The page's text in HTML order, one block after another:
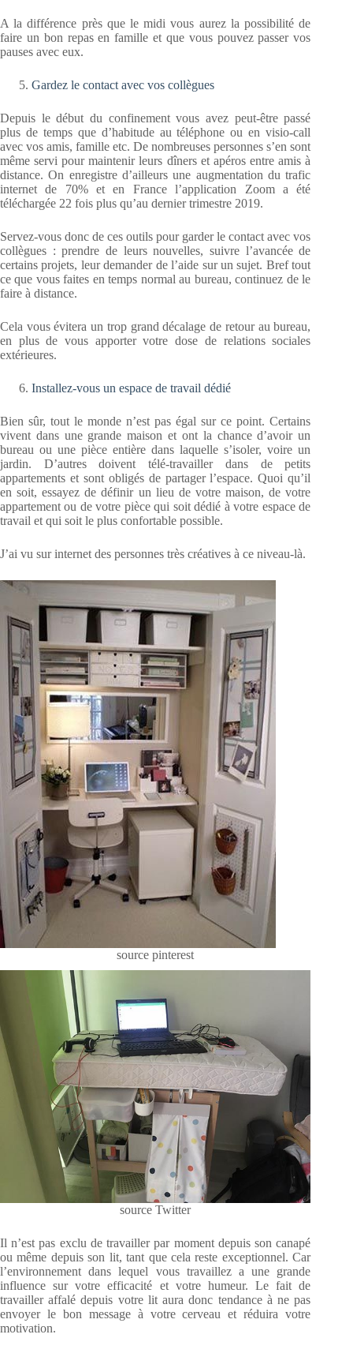
A la différence près que le midi vous aurez la possibilité de
faire un bon repas en famille et que vous pouvez passer vos
pauses avec eux.
Gardez le contact avec vos collègues
Depuis le début du confinement vous avez peut-être passé
plus de temps que d’habitude au téléphone ou en visio-call
avec vos amis, famille etc. De nombreuses personnes s’en sont
même servi pour maintenir leurs dîners et apéros entre amis à
distance. On enregistre d’ailleurs une augmentation du trafic
internet de 70% et en France l’application Zoom a été
téléchargée 22 fois plus qu’au dernier trimestre 2019.
Servez-vous donc de ces outils pour garder le contact avec vos
collègues : prendre de leurs nouvelles, suivre l’avancée de
certains projets, leur demander de l’aide sur un sujet. Bref tout
ce que vous faites en temps normal au bureau, continuez de le
faire à distance.
Cela vous évitera un trop grand décalage de retour au bureau,
en plus de vous apporter votre dose de relations sociales
extérieures.
Installez-vous un espace de travail dédié
Bien sûr, tout le monde n’est pas égal sur ce point. Certains
vivent dans une grande maison et ont la chance d’avoir un
bureau ou une pièce entière dans laquelle s’isoler, voire un
jardin. D’autres doivent télé-travailler dans de petits
appartements et sont obligés de partager l’espace. Quoi qu’il
en soit, essayez de définir un lieu de votre maison, de votre
appartement ou de votre pièce qui soit dédié à votre espace de
travail et qui soit le plus confortable possible.
J’ai vu sur internet des personnes très créatives à ce niveau-là.
source pinterest
source Twitter
Il n’est pas exclu de travailler par moment depuis son canapé
ou même depuis son lit, tant que cela reste exceptionnel. Car
l’environnement dans lequel vous travaillez a une grande
influence sur votre efficacité et votre humeur. Le fait de
travailler affalé depuis votre lit aura donc tendance à ne pas
envoyer le bon message à votre cerveau et réduira votre
motivation.